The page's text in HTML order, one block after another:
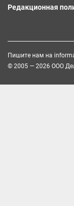
Редакционная
Пишите нам на
© 2005 — 2026 ООО